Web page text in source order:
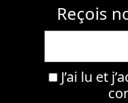
Reçois
J’ai lu et